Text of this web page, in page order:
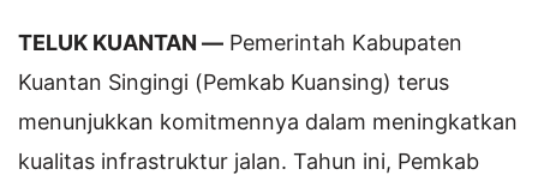
TELUK KUANTAN — Pemerintah Kabupaten
Kuantan Singingi (Pemkab Kuansing) terus
menunjukkan komitmennya dalam meningkatkan
kualitas infrastruktur jalan. Tahun ini, Pemkab